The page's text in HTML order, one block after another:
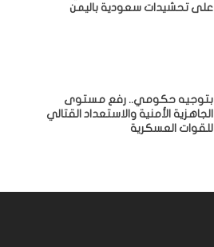
على تحشيدات سعودية باليمن
بتوجيه حكومي.. رفع مستوى
الجاهزية الأمنية والاستعداد القتالي
للقوات العسكرية